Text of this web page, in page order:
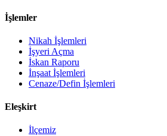
İşlemler
Nikah İşlemleri
İşyeri Açma
İskan Raporu
İnşaat İşlemleri
Cenaze/Defin İşlemleri
Eleşkirt
İlçemiz